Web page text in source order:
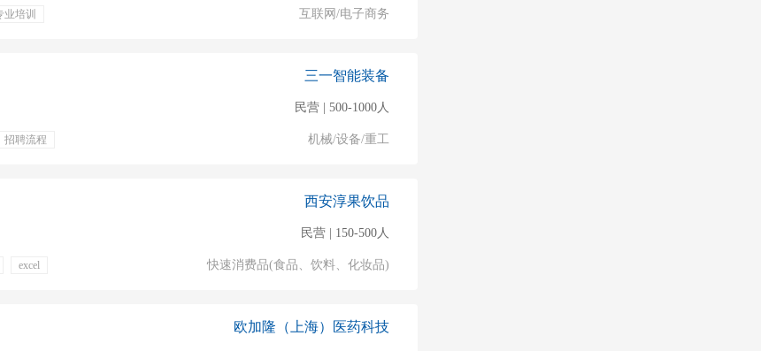
业培训
互联网/电子商务
招聘流程
三一智能装备
民营 | 500-1000人
机械/设备/重工
excel
西安淳果饮品
民营 | 150-500人
快速消费品(食品、饮料、化妆品)
欧加隆（上海）医药科技